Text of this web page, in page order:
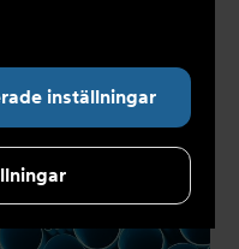
inställningar